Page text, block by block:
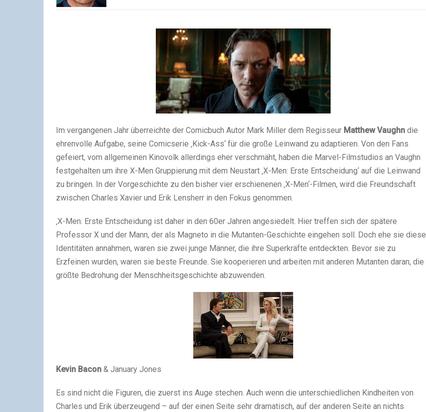
Im vergangenen Jahr überreichte der Comicbuch Autor Mark Miller dem Regisseur Matthew Vaughn die
ehrenvolle Aufgabe, seine Comicserie ‚Kick-Ass‘ für die große Leinwand zu adaptieren. Von den Fans
gefeiert, vom allgemeinen Kinovolk allerdings eher verschmäht, haben die Marvel-Filmstudios an Vaughn
festgehalten um ihre X-Men Gruppierung mit dem Neustart ‚X-Men: Erste Entscheidung‘ auf die Leinwand
zu bringen. In der Vorgeschichte zu den bisher vier erschienenen ‚X-Men‘-Filmen, wird die Freundschaft
zwischen Charles Xavier und Erik Lensherr in den Fokus genommen.
‚X-Men: Erste Entscheidung ist daher in den 60er Jahren angesiedelt. Hier treffen sich der spätere
Professor X und der Mann, der als Magneto in die Mutanten-Geschichte eingehen soll. Doch ehe sie diese
Identitäten annahmen, waren sie zwei junge Männer, die ihre Superkräfte entdeckten. Bevor sie zu
Erzfeinen wurden, waren sie beste Freunde. Sie kooperieren und arbeiten mit anderen Mutanten daran, die
größte Bedrohung der Menschheitsgeschichte abzuwenden.
Kevin Bacon & January Jones
Es sind nicht die Figuren, die zuerst ins Auge stechen. Auch wenn die unterschiedlichen Kindheiten von
Charles und Erik überzeugend – auf der einen Seite sehr dramatisch, auf der anderen Seite an nichts